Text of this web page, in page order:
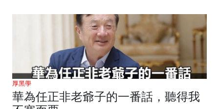
厚黑學
華為任正非老爺子的一番話，聽得我